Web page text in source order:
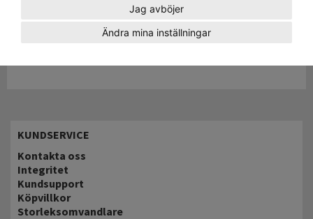
Jag avböjer
Ändra mina inställningar
Här kommer det komma upp produkter inom kort
KUNDSERVICE
Kontakta oss
Integritet
Kundsupport
Köpvillkor
Storleksomvandlare